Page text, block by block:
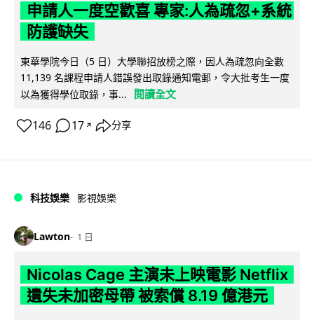
申請人一度空歡喜 專家:人為疏忽+系統
防護缺失
東華學院今日（5 日）大學聯招放榜之際，因人為疏忽向全數
11,139 名課程申請人錯誤發出取錄通知電郵，令大批考生一度
以為獲得學位取錄，事...
閱讀全文
146 17 ↗ 分享
科技娛樂 影視娛樂
Lawton 1 日
Nicolas Cage 主演未上映電影 Netflix
遺失未加密母帶 被索償 8.19 億港元